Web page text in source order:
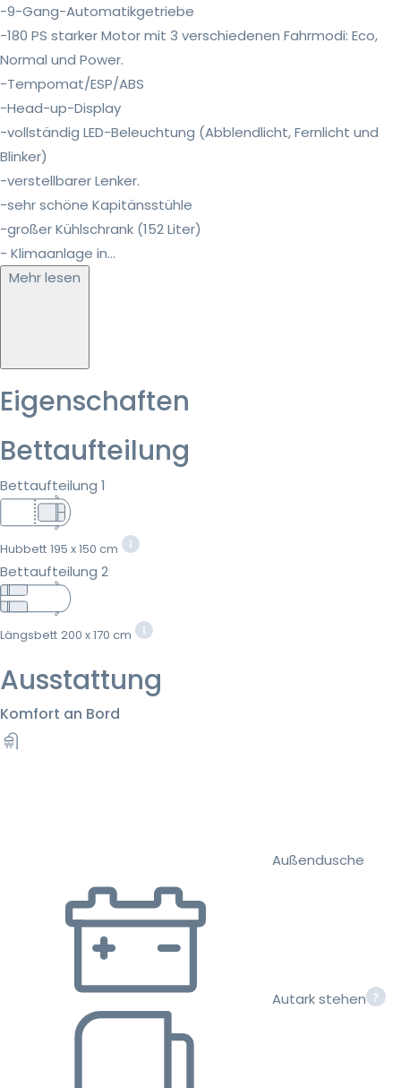
-9-Gang-Automatikgetriebe
-180 PS starker Motor mit 3 verschiedenen Fahrmodi: Eco,
Normal und Power.
-Tempomat/ESP/ABS
-Head-up-Display
-vollständig LED-Beleuchtung (Abblendlicht, Fernlicht und
Blinker)
-verstellbarer Lenker.
-sehr schöne Kapitänsstühle
-großer Kühlschrank (152 Liter)
- Klimaanlage in...
Mehr lesen
Eigenschaften
Bettaufteilung
Bettaufteilung 1
Hubbett 195 x 150 cm
Bettaufteilung 2
Längsbett 200 x 170 cm
Ausstattung
Komfort an Bord
Außendusche
Autark stehen